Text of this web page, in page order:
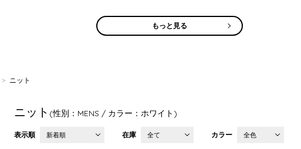
もっと見る
ニット
ニット (性別：MENS / カラー：ホワイト)
表示順 新着順 在庫 全て カラー 全色